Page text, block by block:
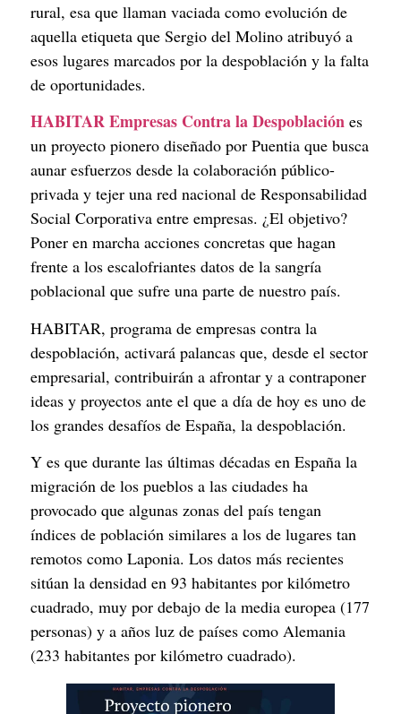
rural, esa que llaman vaciada como evolución de
aquella etiqueta que Sergio del Molino atribuyó a
esos lugares marcados por la despoblación y la falta
de oportunidades.
HABITAR Empresas Contra la Despoblación es
un proyecto pionero diseñado por Puentia que busca
aunar esfuerzos desde la colaboración público-
privada y tejer una red nacional de Responsabilidad
Social Corporativa entre empresas. ¿El objetivo?
Poner en marcha acciones concretas que hagan
frente a los escalofriantes datos de la sangría
poblacional que sufre una parte de nuestro país.
HABITAR, programa de empresas contra la
despoblación, activará palancas que, desde el sector
empresarial, contribuirán a afrontar y a contraponer
ideas y proyectos ante el que a día de hoy es uno de
los grandes desafíos de España, la despoblación.
Y es que durante las últimas décadas en España la
migración de los pueblos a las ciudades ha
provocado que algunas zonas del país tengan
índices de población similares a los de lugares tan
remotos como Laponia. Los datos más recientes
sitúan la densidad en 93 habitantes por kilómetro
cuadrado, muy por debajo de la media europea (177
personas) y a años luz de países como Alemania
(233 habitantes por kilómetro cuadrado).